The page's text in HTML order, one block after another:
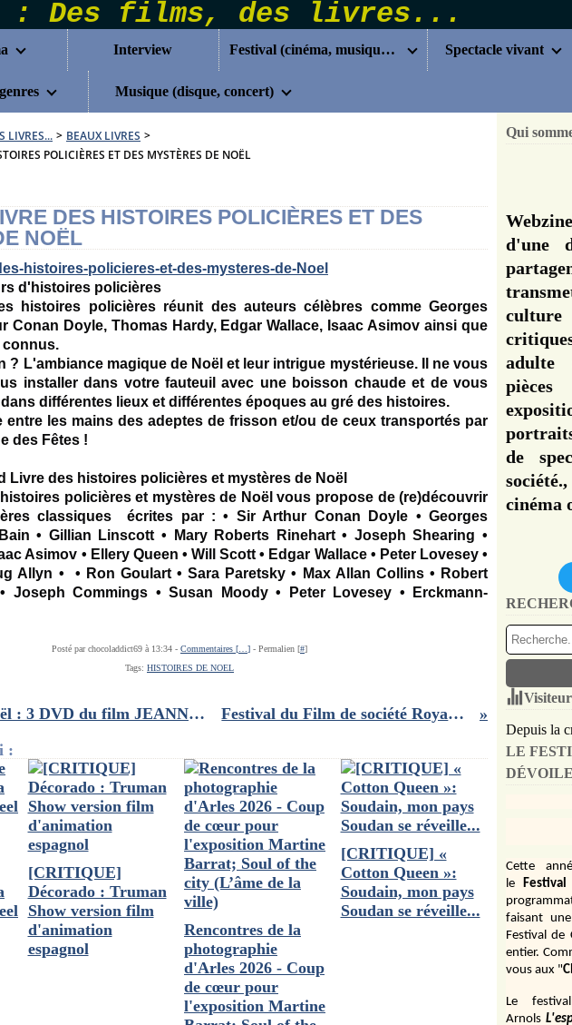
Interview Festival (cinéma, musique...) Spectacle vivant
Musique (disque, concert)
LIVRES... > BEAUX LIVRES >
POLICIÈRES ET DES MYSTÈRES DE NOËL
DES HISTOIRES POLICIÈRES ET DES
NOËL
d'histoires policières
histoires policières réunit des auteurs célèbres comme Georges
Conan Doyle, Thomas Hardy, Edgar Wallace, Isaac Asimov ainsi que
connus.
? L'ambiance magique de Noël et leur intrigue mystérieuse. Il ne vous
installer dans votre fauteuil avec une boisson chaude et de vous
différentes lieux et différentes époques au gré des histoires.
entre les mains des adeptes de frisson et/ou de ceux transportés par
des Fêtes !
Livre des histoires policières et mystères de Noël
histoires policières et mystèresde Noël vous propose de (re)découvrir
classiques écrites par : • Sir Arthur Conan Doyle • Georges
• Gillian Linscott • Mary Roberts Rinehart • Joseph Shearing •
Asimov • Ellery Queen • Will Scott • Edgar Wallace • Peter Lovesey •
Allyn • • Ron Goulart • Sara Paretsky • Max Allan Collins • Robert
Joseph Commings • Susan Moody • Peter Lovesey • Erckmann-
Posté par chocoladdict69 à 13:34 - Commentaires [ ] - Permalien [#]
Tags: HISTOIRES DE NOEL
Concours de Noël : 3 DVD du film JEANNE DU BARRY à gagner
Festival du Film de société Royan 2023 : le palmarès
:
[CRITIQUE]
Décorado : Truman
Show version film
d'animation
espagnol
Rencontres de la
photographie
d'Arles 2026 - Coup
de cœur pour
l'exposition Martine
[CRITIQUE] «
Cotton Queen »:
Soudain, mon pays
Soudan se réveille...
Qui
d'une
culture
adulte
de
cinéma
Depuis la
LE
Cette
le
faisant
Festival de
entier.
vous aux "
Le
Arnols